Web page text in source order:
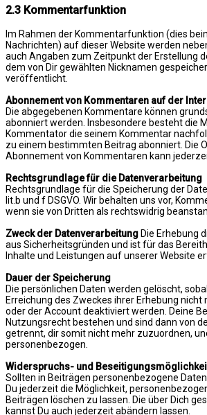
2.3 Kommentarfunktion
Im Rahmen der Kommentarfunktion (dies
Nachrichten) auf dieser Website werden
auch Angaben zum Zeitpunkt der Erstellung
dem von Dir gewählten Nicknamen
veröffentlicht.
Abonnement von Kommentaren auf der
Die abgegebenen Kommentare können
abonniert werden. Insbesondere besteht die
Kommentator die seinem Kommentar
zu einem bestimmten Beitrag abonniert. Die
Abonnement von Kommentaren kann
Rechtsgrundlage für die Datenverarbeitung
Rechtsgrundlage für die Speicherung der
lit.b und f DSGVO. Wir behalten uns vor,
wenn sie von Dritten als rechtswidrig
Zweck der Datenverarbeitung Die Erhebung
aus Sicherheitsgründen und ist für das
Inhalte und Leistungen auf unserer Website
Dauer der Speicherung
Die persönlichen Daten werden gelöscht,
Erreichung des Zweckes ihrer Erhebung
oder der Account deaktiviert werden. Deine
Nutzungsrecht bestehen und sind dann von
getrennt, dir somit nicht mehr zuzuordnen,
personenbezogen.
Widerspruchs- und
Sollten in Beiträgen personenbezogene
Du jederzeit die Möglichkeit,
Beiträgen löschen zu lassen. Die über Dich
kannst Du auch jederzeit abändern lassen.